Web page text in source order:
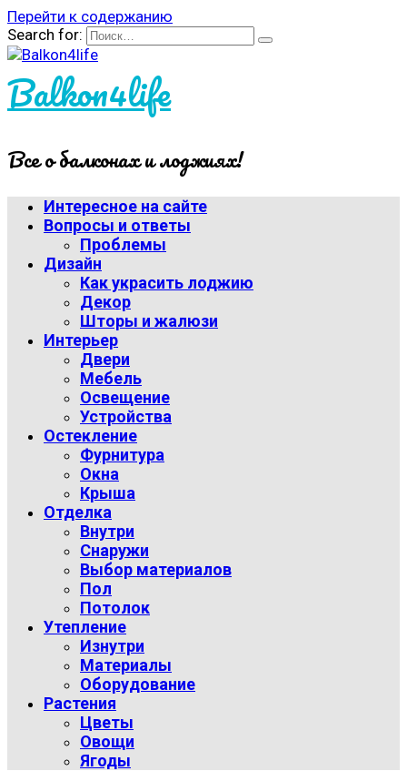
Перейти к содержанию
Search for:
Balkon4life
Все о балконах и лоджиях!
Интересное на сайте
Вопросы и ответы
Проблемы
Дизайн
Как украсить лоджию
Декор
Шторы и жалюзи
Интерьер
Двери
Мебель
Освещение
Устройства
Остекление
Фурнитура
Окна
Крыша
Отделка
Внутри
Снаружи
Выбор материалов
Пол
Потолок
Утепление
Изнутри
Материалы
Оборудование
Растения
Цветы
Овощи
Ягоды